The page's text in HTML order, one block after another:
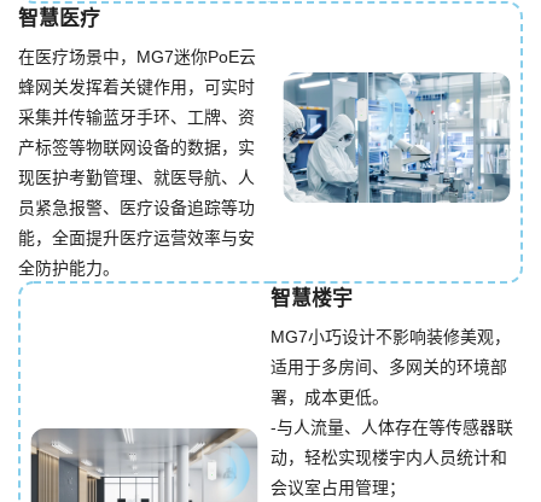
智慧医疗
在医疗场景中，MG7迷你PoE云
蜂网关发挥着关键作用，可实时
采集并传输蓝牙手环、工牌、资
产标签等物联网设备的数据，实
现医护考勤管理、就医导航、人
员紧急报警、医疗设备追踪等功
能，全面提升医疗运营效率与安
全防护能力。
智慧楼宇
MG7小巧设计不影响装修美观，
适用于多房间、多网关的环境部
署，成本更低。
-与人流量、人体存在等传感器联
动，轻松实现楼宇内人员统计和
会议室占用管理；